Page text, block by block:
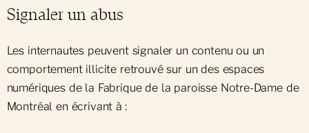
Signaler un abus
Les internautes peuvent signaler un contenu ou un
comportement illicite retrouvé sur un des espaces
numériques de la Fabrique de la paroisse Notre-Dame de
Montréal en écrivant à :